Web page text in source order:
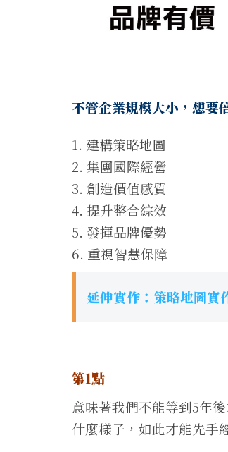
不管企業規模大小，想要
1. 建構策略地圖
2. 集團國際經營
3. 創造價值感質
4. 提升整合綜效
5. 發揮品牌優勢
6. 重視智慧保障
延伸實作：策略地圖實
第1點
意味著我們不能等到5年
什麼樣子，如此才能先手